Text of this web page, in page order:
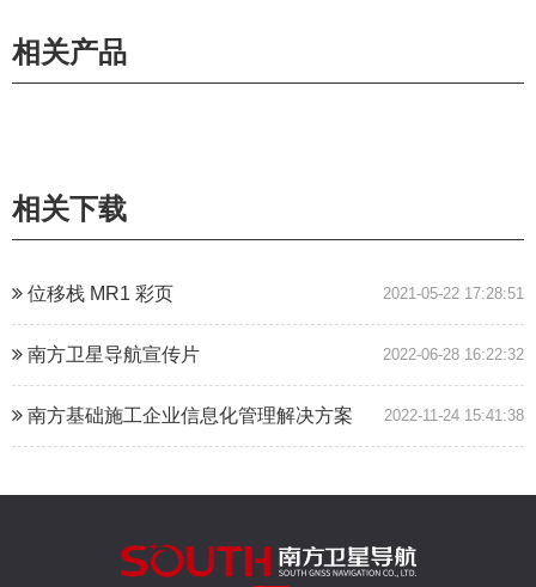
相关产品
相关下载
位移栈 MR1 彩页 2021-05-22 17:28:51
南方卫星导航宣传片 2022-06-28 16:22:32
南方基础施工企业信息化管理解决方案 2022-11-24 15:41:38